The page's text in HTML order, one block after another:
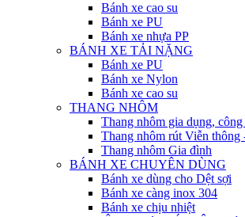
Bánh xe cao su
Bánh xe PU
Bánh xe nhựa PP
BÁNH XE TẢI NẶNG
Bánh xe PU
Bánh xe Nylon
Bánh xe cao su
THANG NHÔM
Thang nhôm gia dụng,
Thang nhôm rút Viễn
Thang nhôm Gia đình
BÁNH XE CHUYÊN DÙNG
Bánh xe dùng cho Dệt sợi
Bánh xe càng inox 304
Bánh xe chịu nhiệt